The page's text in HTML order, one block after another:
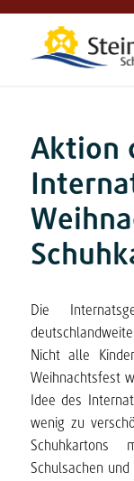
Aktion
Die
Nicht alle
Weihnachtsfest
Idee des
wenig zu
Schulsachen